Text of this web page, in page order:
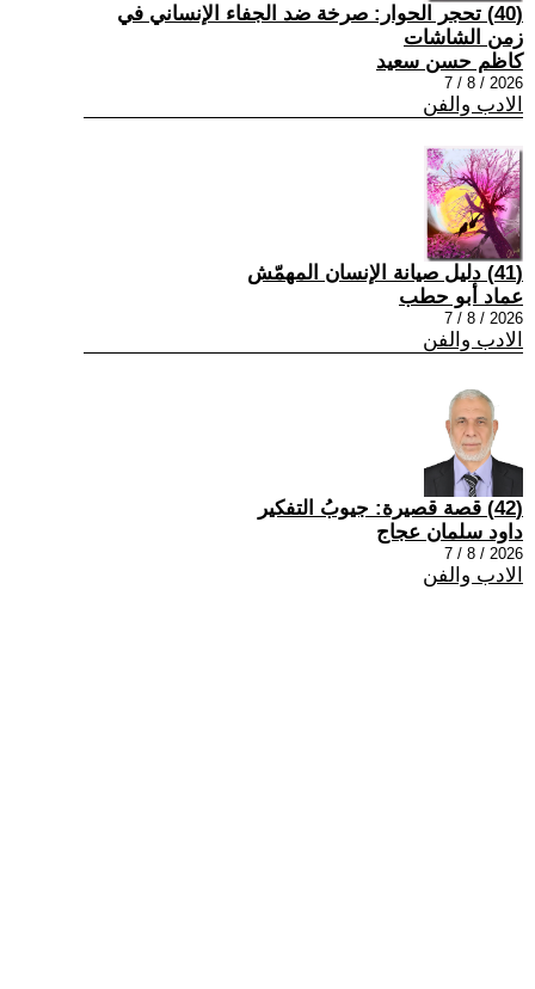
(40) تحجر الحوار: صرخة ضد الجفاء الإنساني في
زمن الشاشات
كاظم حسن سعيد
2026 / 8 / 7
الادب والفن
(41) دليل صيانة الإنسان المهمّش
عماد أبو حطب
2026 / 8 / 7
الادب والفن
(42) قصة قصيرة: جيوبُ التفكير
داود سلمان عجاج
2026 / 8 / 7
الادب والفن